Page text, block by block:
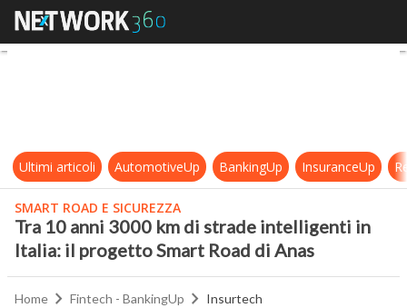
Tra 10 anni 3000 km di strade
Ultimi articoli AutomotiveUp BankingUp InsuranceUp
SMART ROAD E SICUREZZA
Tra 10 anni 3000 km di strade intelligenti in
Italia: il progetto Smart Road di Anas
Home Fintech - BankingUp Insurtech